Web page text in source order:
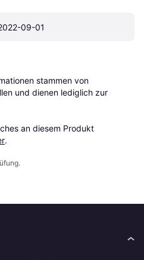
09-01
stammen von
und dienen lediglich zur
an diesem Produkt
.